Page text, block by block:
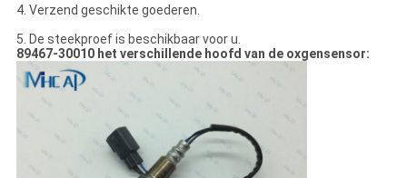
4. Verzend geschikte goederen.
5. De steekproef is beschikbaar voor u.
89467-30010 het verschillende hoofd van de oxgensensor: